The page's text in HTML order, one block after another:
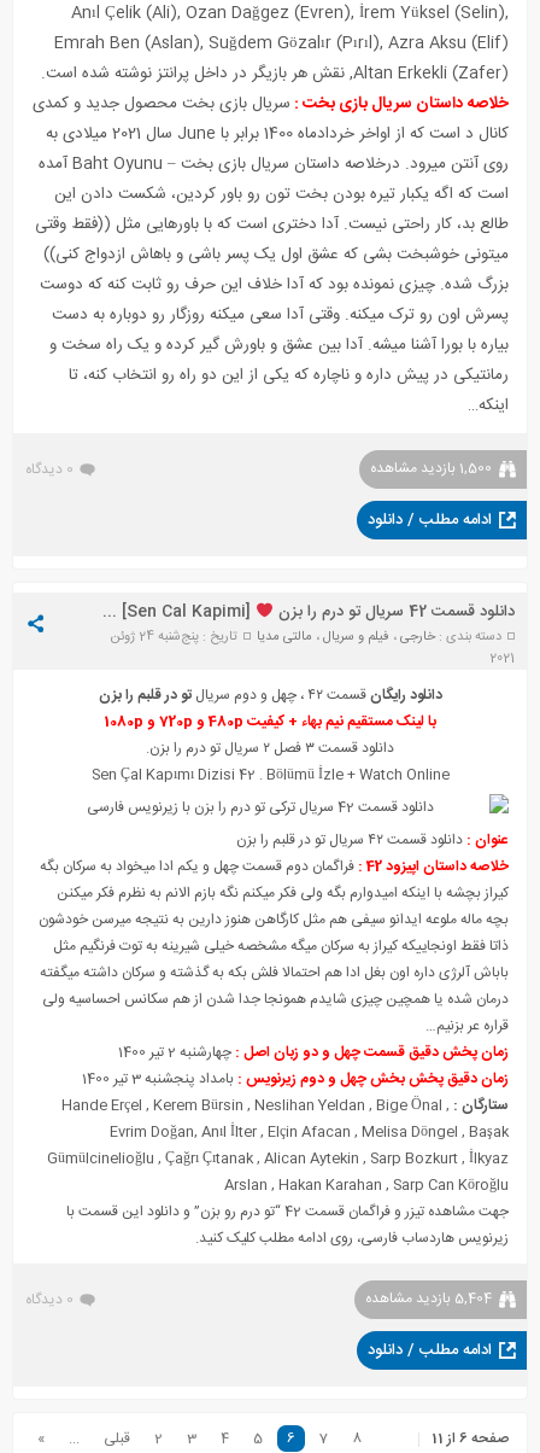
Anıl Çelik (Ali), Ozan Dağgez (Evren), İrem Yüksel (Selin),
Emrah Ben (Aslan), Suğdem Gözalır (Pırıl), Azra Aksu (Elif)
,Altan Erkekli (Zafer) نقش هر بازیگر در داخل پرانتز نوشته شده است.
خلاصه داستان سریال بازی بخت: سریال بازی بخت محصول جدید و کمدی
کانال د است که از اواخر خردادماه 1400 برابر با June سال 2021 میلادی به
روی آنتن میرود. درخلاصه داستان سریال بازی بخت – Baht Oyunu آمده
است که اگه یکبار تیره بودن بخت تون رو باور کردین، شکست دادن این
طالع بد، کار راحتی نیست. آدا دختری است که با باورهایی مثل ((فقط وقتی
میتونی خوشبخت بشی که عشق اول یک پسر باشی و باهاش ازدواج کنی))
بزرگ شده. چیزی نمونده بود که آدا خلاف این حرف رو ثابت کنه که دوست
پسرش اون رو ترک میکنه. وقتی آدا سعی میکنه روزگار رو دوباره به دست
بیاره با بورا آشنا میشه. آدا بین عشق و باورش گیر کرده و یک راه سخت و
رمانتیکی در پیش داره و ناچاره که یکی از این دو راه رو انتخاب کنه، تا
اینکه…
1,500 بازدید مشاهده 0 دیدگاه
ادامه مطلب / دانلود
دانلود قسمت 42 سریال تو درم را بزن [Sen Cal Kapimi] + زیرنویس
دسته بندی :خارجی، فیلم و سریال، مالتی مدیا
تاریخ : پنج‌شنبه 24 ژوئن
2021
دانلود رایگانقسمت ۴۲ ، چهل و دوم سریال
تو در قلبم را بزن
با لینک مستقیم نیم بهاء + کیفیت 480p و 720p و 1080p
دانلود قسمت ۳ فصل ۲ سریال تو درم را بزن.
Sen Çal Kapımı Dizisi 42 . Bölümüİzle + Watch Online
عنوان : دانلود قسمت ۴۲ سریال تو در قلبم را بزن
خلاصه داستان اپیزود 42 :
فراگمان دوم قسمت چهل و یکم ادا میخواد به سرکان بگه
کیراز بچشه با اینکه امیدوارم بگه ولی فکر میکنم نگه بازم الانم به نظرم فکر میکنن
بچه ماله ملوعه ایدانو سیفی هم مثل کارگاهن هنوز دارین به نتیجه میرسن خودشون
ذاتا فقط اونجاییکه کیراز به سرکان میگه مشخصه خیلی شیرینه به توت فرنگیم مثل
باباش آلرژی داره اون بغل ادا هم احتمالا فلش بکه به گذشته و سرکان داشته میگفته
درمان شده یا همچین چیزی شایدم همونجا جدا شدن از هم سکانس احساسیه ولی
قراره عر بزنیم…
زمان پخش دقیق قسمت چهل و دو زبان اصل : چهارشنبه 2 تیر 1400
زمان دقیق پخش بخش چهل و دوم زیرنویس : بامداد پنجشنبه 3 تیر 1400
ستارگان :
Hande Erçel , Kerem Bürsin , Neslihan Yeldan , Bige Önal ,
Evrim Doğan, Anıl İlter, Elçin Afacan , Melisa Döngel , Başak
Gümülcinelioğlu , Çağrı Çıtanak, Alican Aytekin , Sarp Bozkurt, İlkyaz
Arslan , Hakan Karahan , Sarp Can Köroğlu
جهت مشاهده تیزر و فراگمان قسمت 42 “تو درم رو بزن” و دانلود این قسمت با
زیرنویس هاردساب فارسی، روی ادامه مطلب کلیک کنید.
5,404 بازدید مشاهده 0 دیدگاه
ادامه مطلب / دانلود
صفحه 6 از 11 » ... قبلی 2 3 4 5 6 7
8